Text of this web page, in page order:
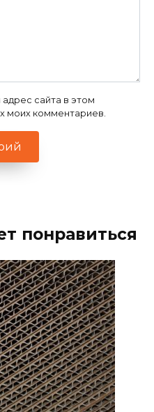
сайта в этом
моих комментариев.
понравиться